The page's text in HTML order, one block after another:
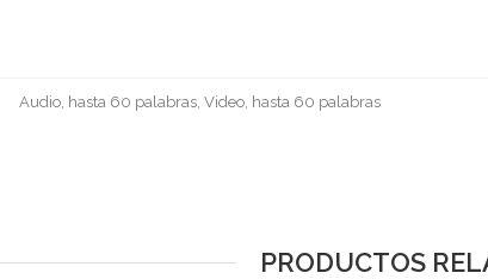
Audio, hasta 60 palabras, Video, hasta 60 palabras
PRODUCTOS